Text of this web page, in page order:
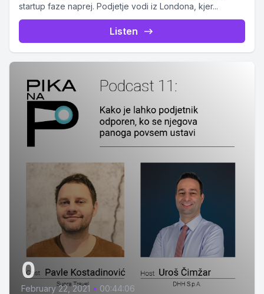
startup faze naprej. Podjetje vodi iz Londona, kjer...
Listen
0
February 22, 2021 • 00:44:06